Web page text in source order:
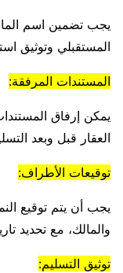
يجب تضمين اسم
المستقبلي وتوثيق
المستندات المرفقة:
يمكن إرفاق
العقار قبل وبعد
توقيعات الأطراف:
يجب أن يتم توقيع
والمالك، مع تحديد
توثيق التسليم: